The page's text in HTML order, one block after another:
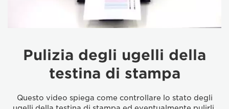
Pulizia degli ugelli della
testina di stampa
Questo video spiega come controllare lo stato degli